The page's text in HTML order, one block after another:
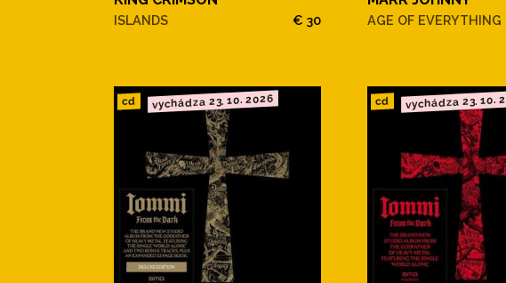
ISLANDS € 30 AGE OF EVERYTHING
cd vychádza 23. 10. 2026 cd vychádza 23. 10.